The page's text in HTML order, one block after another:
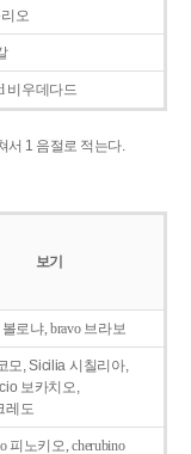
오
비우데다드
서 1 음절로 적는다.
보기
볼로냐, bravo 브라보
모, Sicilia 시칠리아,
보카치오,
레도
피노키오, cherubino